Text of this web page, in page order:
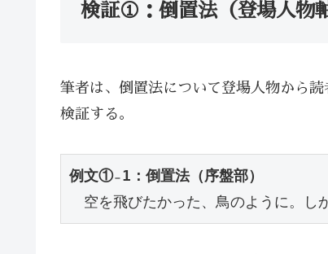
検証①：倒置法（登場人物
筆者は、倒置法について登場人物から
検証する。
例文①₋1：倒置法（序盤部）
空を飛びたかった、鳥のように。し